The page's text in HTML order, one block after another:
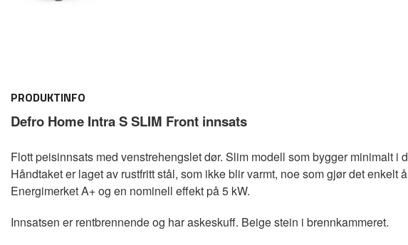
PRODUKTINFO
Defro Home Intra S SLIM Front innsats
Flott peisinnsats med venstrehengslet dør. Slim modell som bygger minimalt i
Håndtaket er laget av rustfritt stål, som ikke blir varmt, noe som gjør det enkelt
Energimerket A+ og en nominell effekt på 5 kW.
Innsatsen er rentbrennende og har askeskuff. Beige stein i brennkammeret.